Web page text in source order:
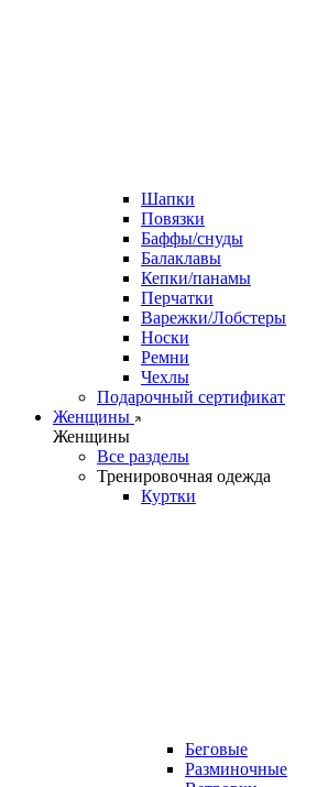
Шапки
Повязки
Баффы/снуды
Балаклавы
Кепки/панамы
Перчатки
Варежки/Лобстеры
Носки
Ремни
Чехлы
Подарочный сертификат
Женщины
Женщины
Все разделы
Тренировочная одежда
Куртки
Беговые
Разминочные